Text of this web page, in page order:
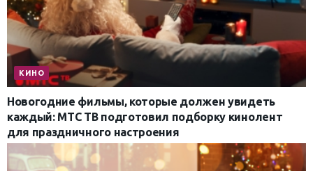
КИНО
Новогодние фильмы, которые должен увидеть
каждый: МТС ТВ подготовил подборку кинолент
для праздничного настроения